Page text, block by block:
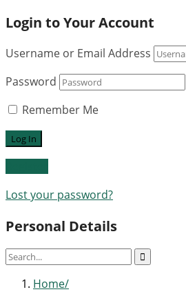
Login to Your Account
Username or Email Address
Password
Remember Me
Lost your password?
Personal Details
Home